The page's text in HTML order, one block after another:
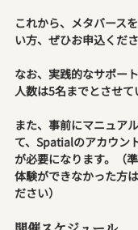
これから、メタバース
い方、ぜひお申込くださ
なお、実践的なサポー
人数は5名までとさせて
また、事前にマニュア
て、Spatialのアカウン
が必要になります。（
体験ができなかった方
ださい）